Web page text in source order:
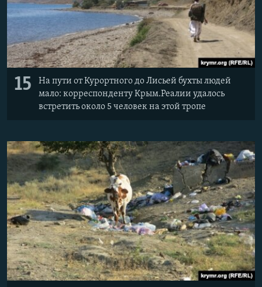
15
На пути от Курортного до Лисьей бухты людей
мало: корреспонденту Крым.Реалии удалось
встретить около 5 человек на этой тропе